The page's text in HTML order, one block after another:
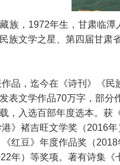
族，1972年生，甘肃临
族文学之星、第四届甘肃
品，迄今在《诗刊》《
表文学作品70万字，部
，入选百部年度选本。获
港》褚吉旺文学奖（2016
红豆》年度作品奖（
年）等奖项。著有诗集